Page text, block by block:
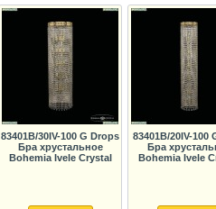
83401B/30IV-100 G Drops
Бра хрустальное
Bohemia Ivele Crystal
83401B/20IV-100
Бра
Bohemia Ivele